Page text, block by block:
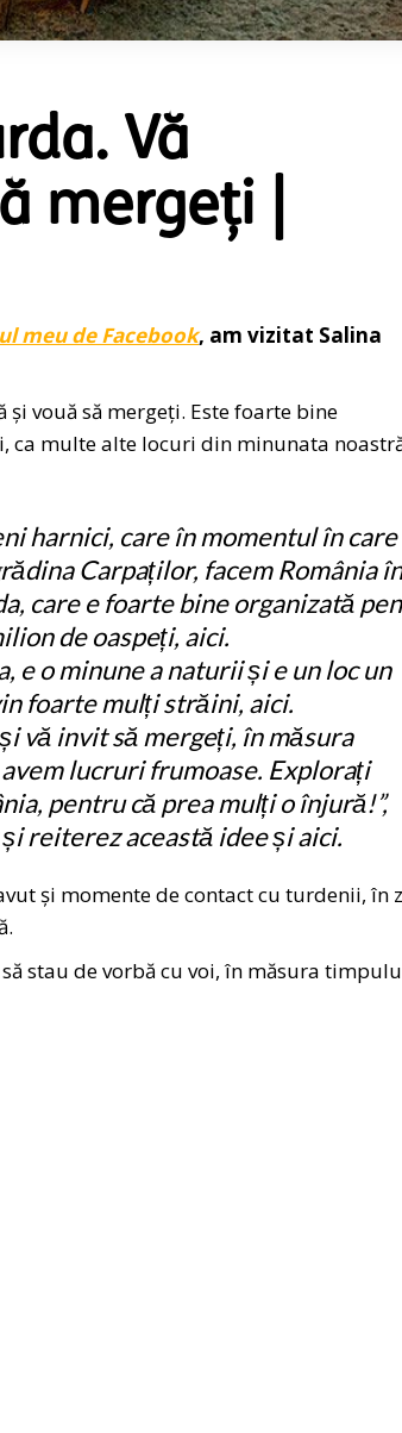
Vă
mergeți |
meu de Facebook, am vizitat Salina
vouă să mergeți. Este foarte bine
ca multe alte locuri din minunata
harnici, care în momentul în
Carpaților, facem România în
care e foarte bine organizată
de oaspeți, aici.
e o minune a naturii și e un loc un
foarte mulți străini, aici.
vă invit să mergeți, în măsura
lucruri frumoase. Explorați
pentru că prea mulți o înjură!”,
reiterez această idee și aici.
și momente de contact cu turdenii, în
stau de vorbă cu voi, în măsura